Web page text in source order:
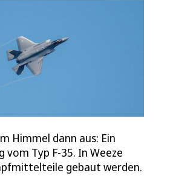
Himmel dann aus: Ein
vom Typ F-35. In Weeze
gebaut werden.